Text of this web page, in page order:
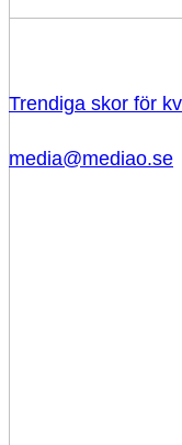
Trendiga skor för
media@mediao.se